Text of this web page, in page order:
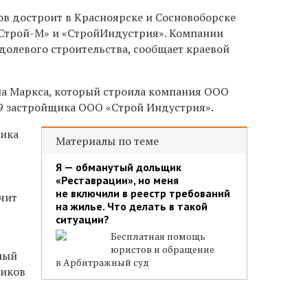
в Красноярске и Сосновоборске
М» и «СтройИндустрия». Компании
строительства, сообщает краевой
Маркса, который строила компания ООО
ООО «Строй Индустрия».
Материалы по теме
Я — обманутый дольщик
«Реставрации», но меня
не включили в реестр требований
на жилье. Что делать в такой
ситуации?
Бесплатная помощь
юристов и обращение
в Арбитражный суд